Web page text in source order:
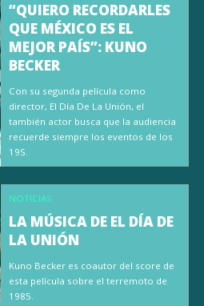
“QUIERO RECORDARLES
QUE MÉXICO ES EL
MEJOR PAÍS”: KUNO
BECKER
Con su segunda película como
director, El Día De La Unión, el
también actor busca que la audiencia
recuerde siempre los eventos de los
19S.
NOTICIAS
LA MÚSICA DE EL DÍA DE
LA UNIÓN
Kuno Becker es coautor del score de
esta película sobre el terremoto de
1985.